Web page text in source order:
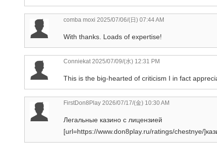
comba moxi 2025/07/06/(日) 07:44 AM
With thanks. Loads of expertise!
Conniekat2025/07/09/(水) 12:31 PM
This is the big-hearted of criticism I in fact
FirstDon8Play 2026/07/17/(金) 10:30 AM
Легальные казино с лицензией
[url=https://www.don8play.ru/ratings/chestnye/